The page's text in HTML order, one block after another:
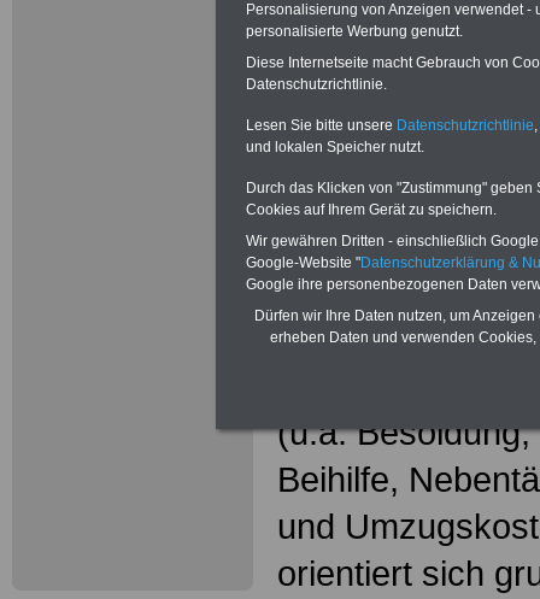
Neu
Beamte
Das beliebte
und Beamte"
(u.a.
Beihilfe,
und
orientiert sich
Personalisierung von Anzeigen verwendet
personalisierte Werbung genutzt.
Diese Internetseite macht Gebrauch von
Datenschutzrichtlinie.
Lesen Sie bitte unsere Datenschutzrichtlinie
und lokalen Speicher nutzt.
Durch das Klicken von "Zustimmung"
Cookies auf Ihrem Gerät zu speichern.
Wir gewähren Dritten - einschließlich
Google-Website "Datenschutzerklärung &
Google ihre personenbezogenen Daten
Dürfen wir Ihre Daten nutzen, um
erheben Daten und verwenden